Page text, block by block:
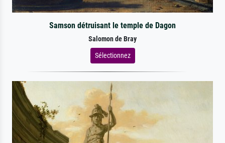
Samson détruisant le temple de Dagon
Salomon de Bray
Sélectionnez